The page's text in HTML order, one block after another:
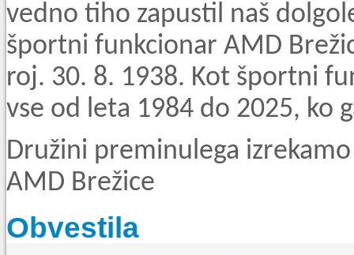
vedno tiho zapustil naš
športni funkcionar AMD
roj. 30. 8. 1938. Kot športni
vse od leta 1984 do 2025, ko
Družini preminulega
AMD Brežice
Obvestila